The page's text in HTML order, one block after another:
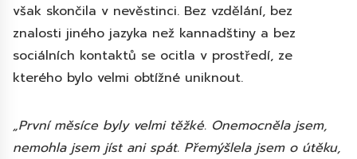
však skončila v nevěstinci. Bez vzdělání, bez
znalosti jiného jazyka než kannadštiny a bez
sociálních kontaktů se ocitla v prostředí, ze
kterého bylo velmi obtížné uniknout.
„První měsíce byly velmi těžké. Onemocněla jsem,
nemohla jsem jíst ani spát. Přemýšlela jsem o útěku,